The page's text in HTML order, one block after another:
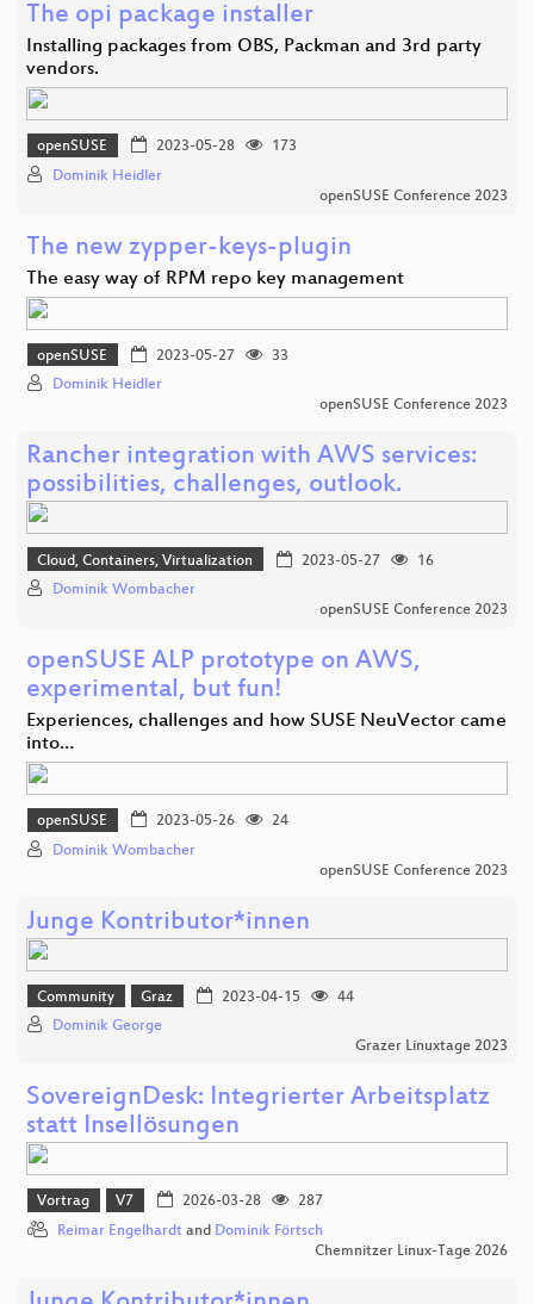
The opi package installer
Installing packages from OBS, Packman and 3rd party
vendors.
openSUSE 2023-05-28
173
Dominik Heidler
openSUSE Conference 2023
The new zypper-keys-plugin
The easy way of RPM repo key management
openSUSE 2023-05-27
33
Dominik Heidler
openSUSE Conference 2023
Rancher integration with AWS services:
possibilities, challenges, outlook.
Cloud, Containers, Virtualization 2023-05-27
16
Dominik Wombacher
openSUSE Conference 2023
openSUSE ALP prototype on AWS,
experimental, but fun!
Experiences, challenges and how SUSE NeuVector came
into…
openSUSE 2023-05-26
24
Dominik Wombacher
openSUSE Conference 2023
Junge Kontributor*innen
Community Graz 2023-04-15
44
Dominik George
Grazer Linuxtage 2023
SovereignDesk: Integrierter Arbeitsplatz
statt Insellösungen
Vortrag V7 2026-03-28
287
Reimar Engelhardt and Dominik Förtsch
Chemnitzer Linux-Tage 2026